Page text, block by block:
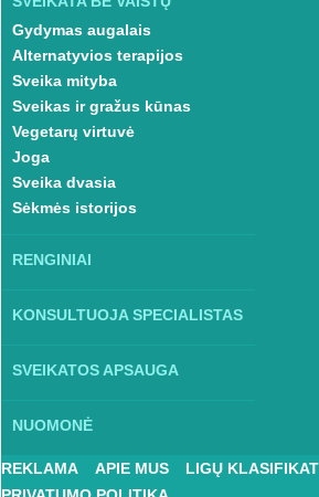
Gydymas augalais
Alternatyvios terapijos
Sveika mityba
Sveikas ir gražus kūnas
Vegetarų virtuvė
Joga
Sveika dvasia
Sėkmės istorijos
RENGINIAI
KONSULTUOJA SPECIALISTAS
SVEIKATOS APSAUGA
NUOMONĖ
REKLAMA APIE MUS LIGŲ